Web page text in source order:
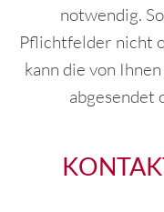
notwendig.
Pflichtfelder nicht
kann die von
abgesendet